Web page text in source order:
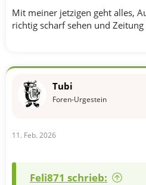
Mit meiner jetzigen geht alles,
richtig scharf sehen und Zeitung
Tubi
Foren-Urgestein
11. Feb. 2026
Feli871 schrieb: